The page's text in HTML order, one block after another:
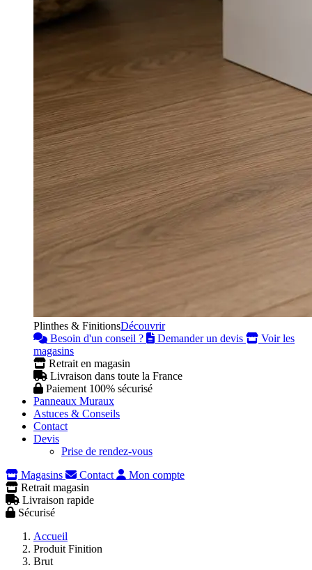
Plinthes & FinitionsDécouvrir
Besoin d'un conseil ?
Demander un devis
Voir les
magasins
Retrait en magasin
Livraison dans toute la France
Paiement 100% sécurisé
Panneaux Muraux
Astuces & Conseils
Contact
Devis
Prise de rendez-vous
Magasins
Contact
Mon compte
Retrait magasin
Livraison rapide
Sécurisé
Accueil
Produit Finition
Brut